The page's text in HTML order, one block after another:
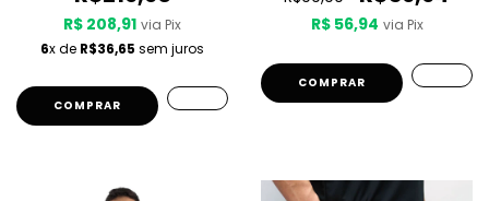
R$ 208,91 via Pix
6x de R$36,65 sem juros
COMPRAR
R$ 56,94 via Pix
COMPRAR